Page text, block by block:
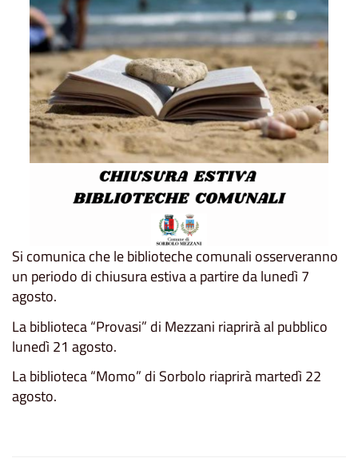
Si comunica che le biblioteche comunali osserveranno
un periodo di chiusura estiva a partire da lunedì 7
agosto.
La biblioteca “Provasi” di Mezzani riaprirà al pubblico
lunedì 21 agosto.
La biblioteca “Momo” di Sorbolo riaprirà martedì 22
agosto.